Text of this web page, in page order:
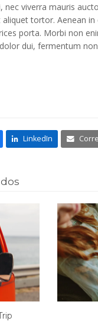
viverra mauris
tortor. Aenean
porta. Morbi non
dui, fermentum
LinkedIn